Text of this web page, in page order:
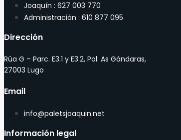
Joaquín : 627 003 770
Administración : 610 877 095
Dirección
Rúa G – Parc. E3.1 y E3.2, Pol. As Gándaras,
27003 Lugo
Email
info@paletsjoaquin.net
Información legal